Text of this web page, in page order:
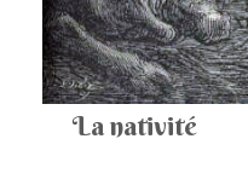
La nativité